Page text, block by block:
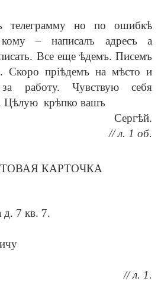
телеграмму но по ошибкѣ
кому – написалъ адресъ а
Все еще ѣдемъ. Писемъ
Скоро пріѣдемъ на мѣсто и
работу. Чувствую себя
Цѣлую крѣпко вашъ
Сергѣй.
// л. 1 об.
КАРТОЧКА
7 кв. 7.
// л. 1.